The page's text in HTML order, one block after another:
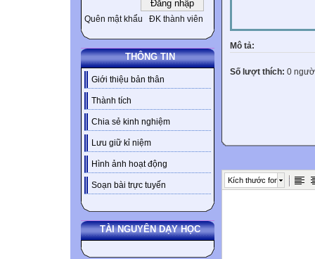
Quên mật khẩu ĐK thành viên
THÔNG TIN
Giới thiệu bản thân
Thành tích
Chia sẻ kinh nghiệm
Lưu giữ kỉ niệm
Hình ảnh hoạt động
Soạn bài trực tuyến
TÀI NGUYÊN DẠY HỌC
Mô tả:
Số lượt thích: 0
Kích thước font